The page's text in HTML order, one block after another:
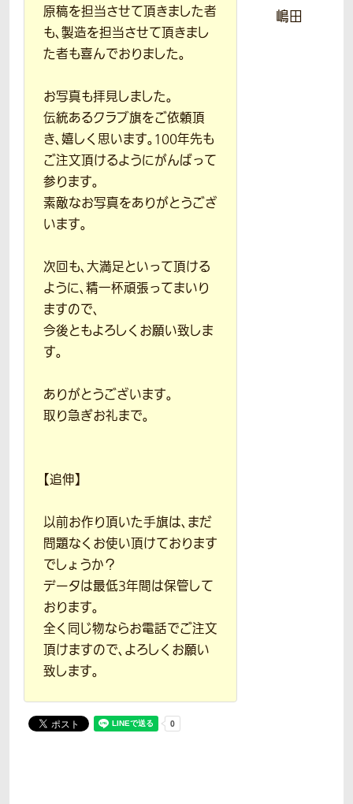
原稿を担当させて頂きました者
も、製造を担当させて頂きまし
た者も喜んでおりました。
お写真も拝見しました。
伝統あるクラブ旗をご依頼頂
き、嬉しく思います。100年先も
ご注文頂けるようにがんばって
参ります。
素敵なお写真をありがとうござ
います。
次回も、大満足といって頂ける
ように、精一杯頑張ってまいり
ますので、
今後ともよろしくお願い致しま
す。
ありがとうございます。
取り急ぎお礼まで。
【追伸】
以前お作り頂いた手旗は、まだ
問題なくお使い頂けております
でしょうか？
データは最低3年間は保管して
おります。
全く同じ物ならお電話でご注文
頂けますので、よろしくお願い
致します。
嶋田